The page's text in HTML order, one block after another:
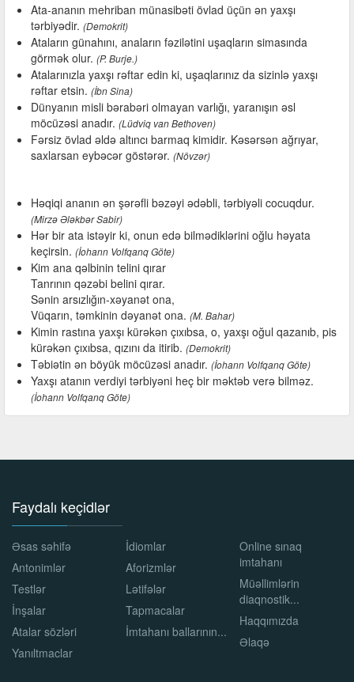
Ata-ananın mehriban münasibəti övlad üçün ən yaxşı
tərbiyədir. (Demokrit)
Ataların günahını, anaların fəzilətini uşaqların simasında
görmək olur. (P. Burje.)
Atalarınızla yaxşı rəftar edin ki, uşaqlarınız da sizinlə yaxşı
rəftar etsin. (İbn Sina)
Dünyanın misli bərabəri olmayan varlığı, yaranışın əsl
möcüzəsi anadır. (Lüdviq van Bethoven)
Fərsiz övlad əldə altıncı barmaq kimidir. Kəsərsən ağrıyar,
saxlarsan eybəcər göstərər. (Növzər)
Həqiqi ananın ən şərəfli bəzəyi ədəbli, tərbiyəli cocuqdur.
(Mirzə Ələkbər Sabir)
Hər bir ata istəyir ki, onun edə bilmədiklərini oğlu həyata
keçirsin. (İohann Volfqanq Göte)
Kim ana qəlbinin telini qırar
Tanrının qəzəbi belini qırar.
Sənin arsızlığın-xəyanət ona,
Vüqarın, təmkinin dəyanət ona. (M. Bahar)
Kimin rastına yaxşı kürəkən çıxıbsa, o, yaxşı oğul qazanıb, pis
kürəkən çıxıbsa, qızını da itirib. (Demokrit)
Təbiətin ən böyük möcüzəsi anadır. (İohann Volfqanq Göte)
Yaxşı atanın verdiyi tərbiyəni heç bir məktəb verə bilməz.
(İohann Volfqanq Göte)
Faydalı keçidlər
Əsas səhifə
Antonimlər
Testlər
İnşalar
Atalar sözləri
Yanıltmaclar
İdiomlar
Aforizmlər
Lətifələr
Tapmacalar
İmtahanı ballarının...
Online sınaq
imtahanı
Müəllimlərin
diaqnostik...
Haqqımızda
Əlaqə